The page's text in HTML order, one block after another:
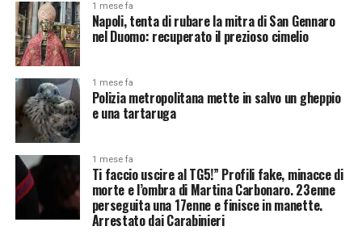
1 mese fa
Napoli, tenta di rubare la mitra di San Gennaro
nel Duomo: recuperato il prezioso cimelio
1 mese fa
Polizia metropolitana mette in salvo un gheppio
e una tartaruga
1 mese fa
Ti faccio uscire al TG5!” Profili fake, minacce di
morte e l’ombra di Martina Carbonaro. 23enne
perseguita una 17enne e finisce in manette.
Arrestato dai Carabinieri